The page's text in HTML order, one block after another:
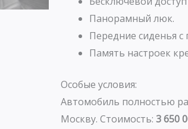
Панорамный люк.
Передние сиденья
Память настроек
Особые условия:
Автомобиль полностью
Москву. Стоимость: 3 650